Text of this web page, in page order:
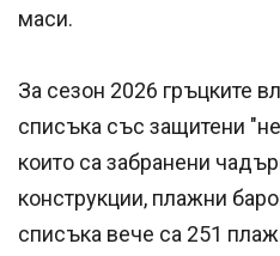
маси.
За сезон 2026 гръцките
списъка със защитени
които са забранени
конструкции, плажни
списъка вече са 251